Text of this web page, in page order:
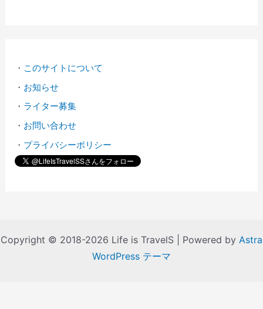
・ このサイトについて
・ お知らせ
・ ライター募集
・ お問い合わせ
・ プライバシーポリシー
Copyright © 2018-2026 Life is TravelS | Powered by Astra
WordPress テーマ